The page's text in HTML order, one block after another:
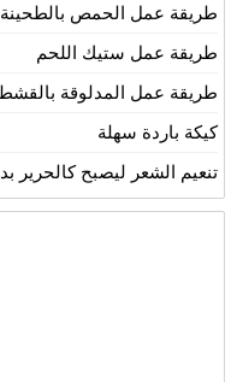
طريقة عمل الحمص بالطحينة
طريقة عمل ستيك اللحم
طريقة عمل المدلوقة
كيكة باردة سهلة
تنعيم الشعر ليصبح